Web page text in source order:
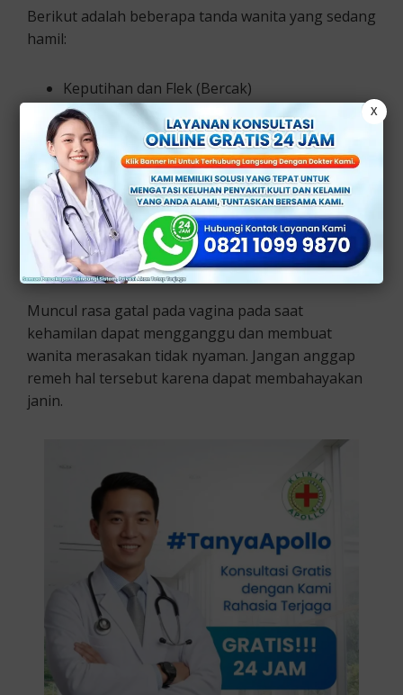
Berikut adalah beberapa tanda wanita yang sedang
hamil:
Keputihan dan Flek (Bercak)
Tubuh mudah Lelah dan kram
Peningkatan indra penciuman
Sering buang air kecil dan sembelit
Nyeri payudara
Sensitivitas vagina meningkat seperti
bengkak dan gatal
Penyebab Vagina Gatal saat Hamil
Muncul rasa gatal pada vagina pada saat
kehamilan dapat mengganggu dan membuat
wanita merasakan tidak nyaman. Jangan anggap
remeh hal tersebut karena dapat membahayakan
janin.
X